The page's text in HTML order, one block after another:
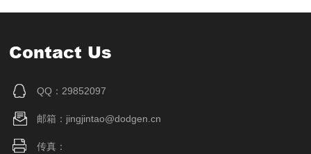
Contact Us
QQ：29852097
邮箱：jingjintao@dodgen.cn
传真：